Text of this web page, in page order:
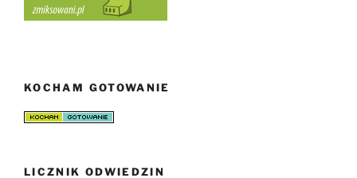
KOCHAM GOTOWANIE
LICZNIK ODWIEDZIN